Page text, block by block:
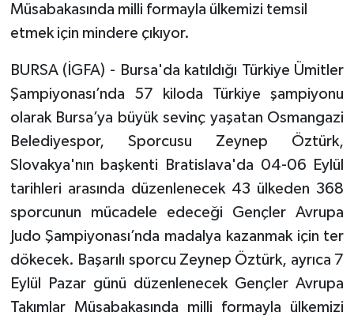
Müsabakasında milli formayla ülkemizi temsil
etmek için mindere çıkıyor.
BURSA (İGFA) - Bursa'da katıldığı Türkiye Ümitler
Şampiyonası’nda 57 kiloda Türkiye şampiyonu
olarak Bursa’ya büyük sevinç yaşatan Osmangazi
Belediyespor, Sporcusu Zeynep Öztürk,
Slovakya'nın başkenti Bratislava'da 04-06 Eylül
tarihleri arasında düzenlenecek 43 ülkeden 368
sporcunun mücadele edeceği Gençler Avrupa
Judo Şampiyonası’nda madalya kazanmak için ter
dökecek. Başarılı sporcu Zeynep Öztürk, ayrıca 7
Eylül Pazar günü düzenlenecek Gençler Avrupa
Takımlar Müsabakasında milli formayla ülkemizi